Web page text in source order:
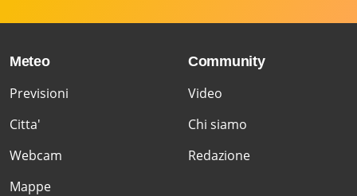
Meteo
Previsioni
Citta'
Webcam
Mappe
Community
Video
Chi siamo
Redazione